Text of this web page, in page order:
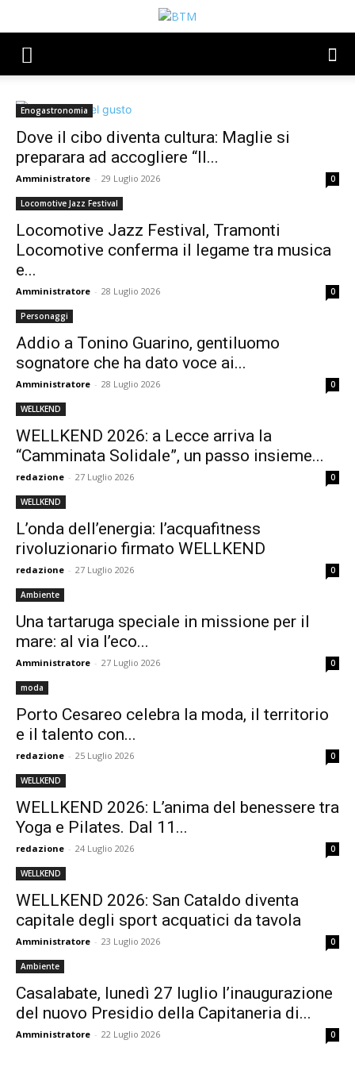
Enogastronomia
Dove il cibo diventa cultura: Maglie si
preparara ad accogliere “Il...
Amministratore - 29 Luglio 2026 0
Locomotive Jazz Festival
Locomotive Jazz Festival, Tramonti
Locomotive conferma il legame tra musica
e...
Amministratore - 28 Luglio 2026 0
Personaggi
Addio a Tonino Guarino, gentiluomo
sognatore che ha dato voce ai...
Amministratore - 28 Luglio 2026 0
WELLKEND
WELLKEND 2026: a Lecce arriva la
“Camminata Solidale”, un passo insieme...
redazione - 27 Luglio 2026 0
WELLKEND
L’onda dell’energia: l’acquafitness
rivoluzionario firmato WELLKEND
redazione - 27 Luglio 2026 0
Ambiente
Una tartaruga speciale in missione per il
mare: al via l’eco...
Amministratore - 27 Luglio 2026 0
moda
Porto Cesareo celebra la moda, il territorio
e il talento con...
redazione - 25 Luglio 2026 0
WELLKEND
WELLKEND 2026: L’anima del benessere tra
Yoga e Pilates. Dal 11...
redazione - 24 Luglio 2026 0
WELLKEND
WELLKEND 2026: San Cataldo diventa
capitale degli sport acquatici da tavola
Amministratore - 23 Luglio 2026 0
Ambiente
Casalabate, lunedì 27 luglio l’inaugurazione
del nuovo Presidio della Capitaneria di...
Amministratore - 22 Luglio 2026 0